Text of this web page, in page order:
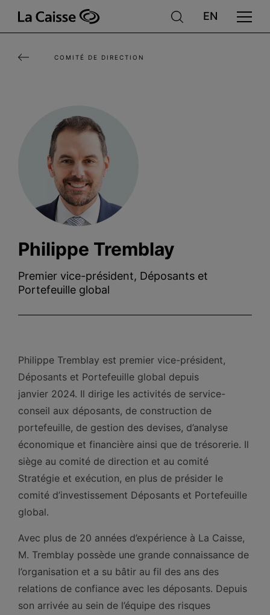
principal
COMITÉ DE DIRECTION
Philippe Tremblay
Premier vice-président, Déposants et
Portefeuille global
Philippe Tremblay est premier vice-président,
Déposants et Portefeuille global depuis
janvier 2024. Il dirige les activités de service-
conseil aux déposants, de construction de
portefeuille, de gestion des devises, d’analyse
économique et financière ainsi que de trésorerie. Il
siège au comité de direction et au comité
Stratégie et exécution, en plus de présider le
comité d’investissement Déposants et Portefeuille
global.
Avec plus de 20 années d’expérience à La Caisse,
M. Tremblay possède une grande connaissance de
l’organisation et a su bâtir au fil des ans des
relations de confiance avec les déposants. Depuis
son arrivée au sein de l’équipe des risques